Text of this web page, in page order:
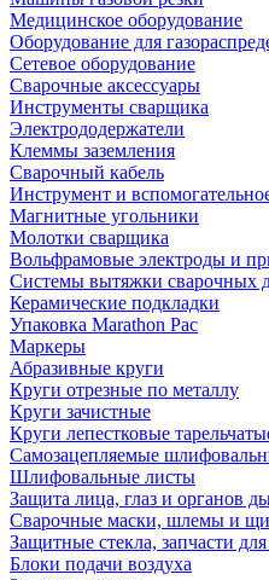
Медицинское оборудование
Оборудование для
Сетевое оборудование
Сварочные аксессуары
Инструменты сварщика
Электрододержатели
Клеммы заземления
Сварочный кабель
Инструмент и
Магнитные угольники
Молотки сварщика
Вольфрамовые электроды и
Системы вытяжки сварочных
Керамические подкладки
Упаковка Marathon Pac
Маркеры
Абразивные круги
Круги отрезные по металлу
Круги зачистные
Круги лепестковые
Самозацепляемые
Шлифовальные листы
Защита лица, глаз и органов
Сварочные маски, шлемы и
Защитные стекла, запчасти
Блоки подачи воздуха